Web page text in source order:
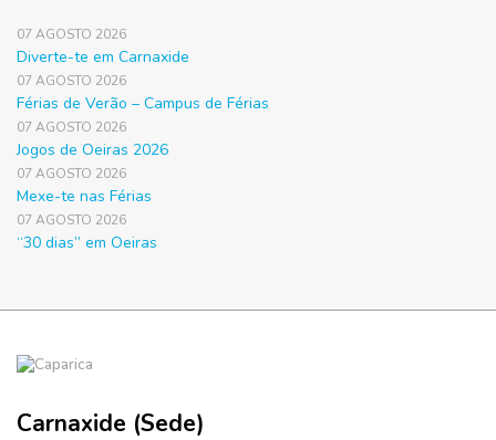
07 AGOSTO 2026
Diverte-te em Carnaxide
07 AGOSTO 2026
Férias de Verão – Campus de Férias
07 AGOSTO 2026
Jogos de Oeiras 2026
07 AGOSTO 2026
Mexe-te nas Férias
07 AGOSTO 2026
“30 dias” em Oeiras
Carnaxide (Sede)